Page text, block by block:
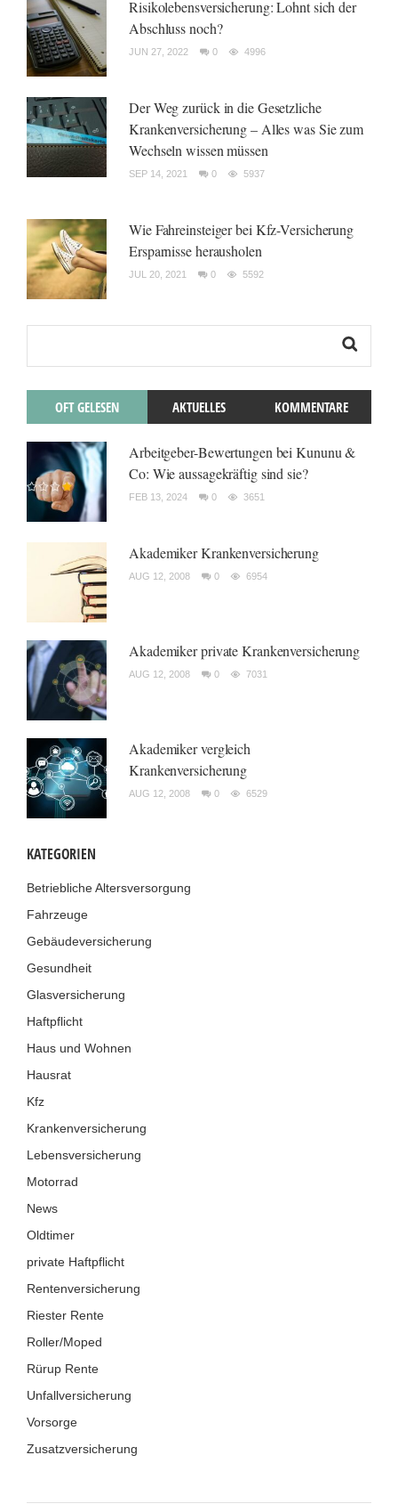
Risikolebensversicherung: Lohnt sich der
Abschluss noch?
JUN 27, 2022 0 4996
Der Weg zurück in die Gesetzliche
Krankenversicherung – Alles was Sie zum
Wechseln wissen müssen
SEP 14, 2021 0 5937
Wie Fahreinsteiger bei Kfz-Versicherung
Ersparnisse herausholen
JUL 20, 2021 0 5592
OFT GELESEN AKTUELLES KOMMENTARE
Arbeitgeber-Bewertungen bei Kununu &
Co: Wie aussagekräftig sind sie?
FEB 13, 2024 0 3651
Akademiker Krankenversicherung
AUG 12, 2008 0 6954
Akademiker private Krankenversicherung
AUG 12, 2008 0 7031
Akademiker vergleich
Krankenversicherung
AUG 12, 2008 0 6529
KATEGORIEN
Betriebliche Altersversorgung
Fahrzeuge
Gebäudeversicherung
Gesundheit
Glasversicherung
Haftpflicht
Haus und Wohnen
Hausrat
Kfz
Krankenversicherung
Lebensversicherung
Motorrad
News
Oldtimer
private Haftpflicht
Rentenversicherung
Riester Rente
Roller/Moped
Rürup Rente
Unfallversicherung
Vorsorge
Zusatzversicherung